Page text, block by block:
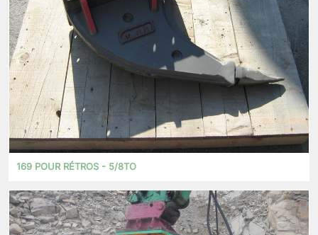
169 POUR RÉTROS - 5/8TO